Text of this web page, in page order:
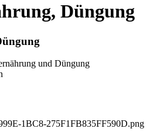
Düngung
und Düngung